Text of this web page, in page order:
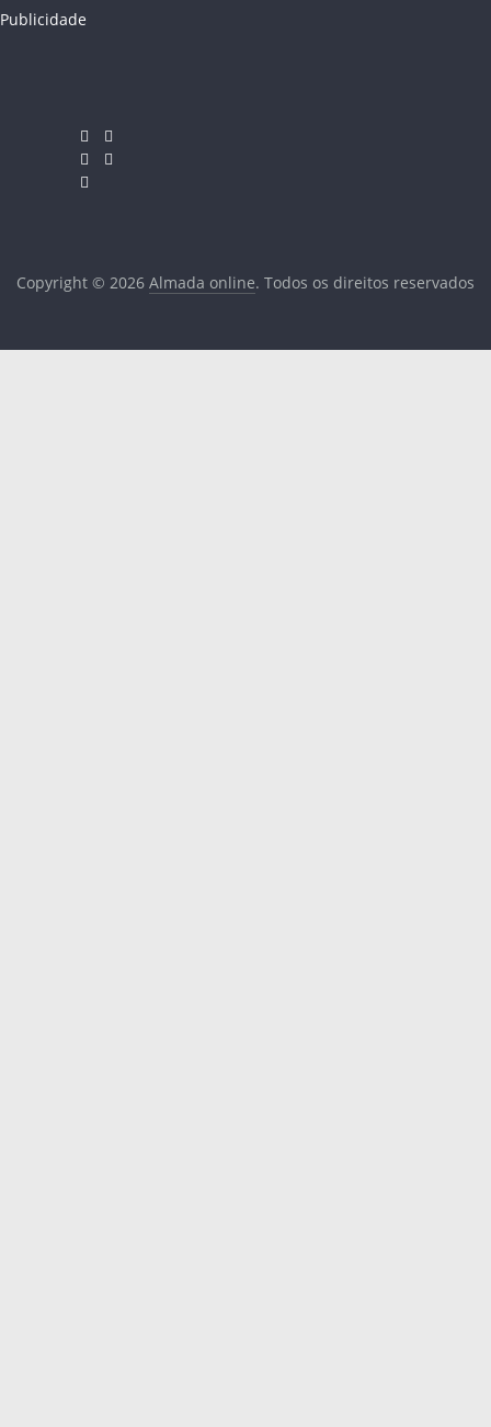
Publicidade
Copyright © 2026 Almada online. Todos os direitos reservados